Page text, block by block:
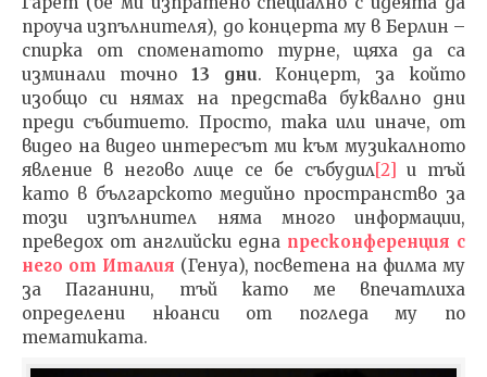
проуча изпълнителя), до концерта му в Берлин –
спирка от споменатото турне, щяха да са
изминали точно 13 дни. Концерт, за който
изобщо си нямах на представа буквално дни
преди събитието. Просто, така или иначе, от
видео на видео интересът ми към музикалното
явление в негово лице се бе събудил[2] и тъй
като в българското медийно пространство за
този изпълнител няма много информации,
преведох от английски една пресконференция с
него от Италия (Генуа), посветена на филма му
за Паганини, тъй като ме впечатлиха
определени нюанси от погледа му по
тематиката.